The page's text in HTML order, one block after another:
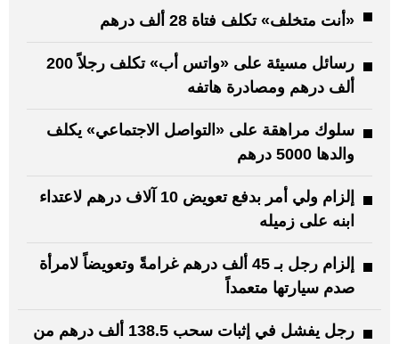
«أنت متخلف» تكلف فتاة 28 ألف درهم
رسائل مسيئة على «واتس أب» تكلف رجلاً 200
ألف درهم ومصادرة هاتفه
سلوك مراهقة على «التواصل الاجتماعي» يكلف
والدها 5000 درهم
إلزام ولي أمر بدفع تعويض 10 آلاف درهم لاعتداء
ابنه على زميله
إلزام رجل بـ 45 ألف درهم غرامةً وتعويضاً لامرأة
صدم سيارتها متعمداً
رجل يفشل في إثبات سحب 138.5 ألف درهم من